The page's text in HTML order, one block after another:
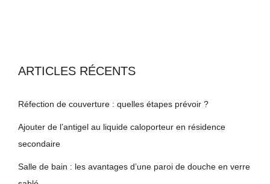
ARTICLES RÉCENTS
Réfection de couverture : quelles étapes prévoir ?
Ajouter de l’antigel au liquide caloporteur en résidence
secondaire
Salle de bain : les avantages d’une paroi de douche en verre